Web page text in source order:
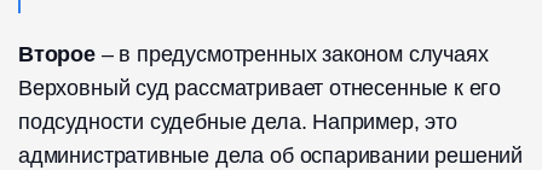
Второе– в предусмотренных законом случаях
Верховный суд рассматривает отнесенные к его
подсудности судебные дела. Например, это
административные дела об оспаривании решений